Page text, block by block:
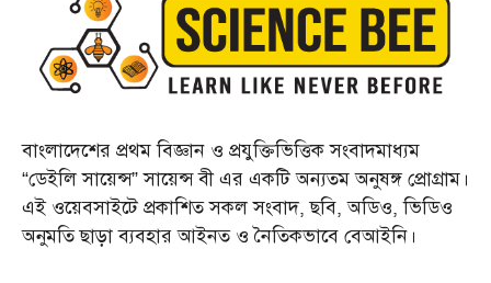
বাংলাদেশের প্রথম বিজ্ঞান ও প্রযুক্তিভিত্তিক সংবাদমাধ্যম
“ডেইলি সায়েন্স” সায়েন্স বী এর একটি অন্যতম অনুষঙ্গ প্রোগ্রাম।
এই ওয়েবসাইটে প্রকাশিত সকল সংবাদ, ছবি, অডিও, ভিডিও
অনুমতি ছাড়া ব্যবহার আইনত ও নৈতিকভাবে বেআইনি।